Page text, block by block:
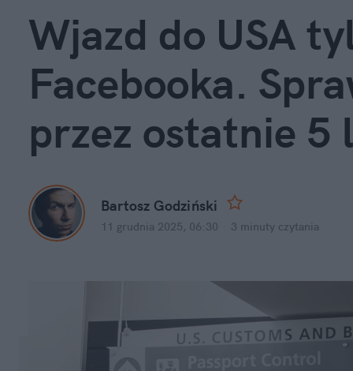
Wjazd do USA
Facebooka.
przez ostatnie 5
Bartosz Godziński
11 grudnia 2025, 06:30 3 minuty czytania